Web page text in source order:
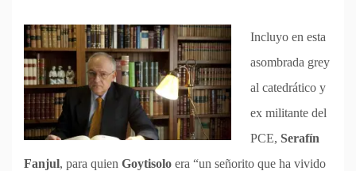
Incluyo en esta
asombrada grey
al catedrático y
ex militante del
PCE, Serafín
Fanjul, para quien Goytisolo era “un señorito que ha vivido